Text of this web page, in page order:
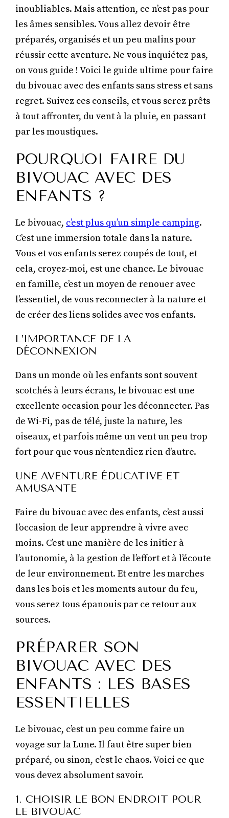
inoubliables. Mais attention, ce n’est pas pour
les âmes sensibles. Vous allez devoir être
préparés, organisés et un peu malins pour
réussir cette aventure. Ne vous inquiétez pas,
on vous guide ! Voici le guide ultime pour faire
du bivouac avec des enfants sans stress et sans
regret. Suivez ces conseils, et vous serez prêts
à tout affronter, du vent à la pluie, en passant
par les moustiques.
POURQUOI FAIRE DU
BIVOUAC AVEC DES
ENFANTS ?
Le bivouac, c’est plus qu’un simple camping.
C’est une immersion totale dans la nature.
Vous et vos enfants serez coupés de tout, et
cela, croyez-moi, est une chance. Le bivouac
en famille, c’est un moyen de renouer avec
l’essentiel, de vous reconnecter à la nature et
de créer des liens solides avec vos enfants.
L’IMPORTANCE DE LA
DÉCONNEXION
Dans un monde où les enfants sont souvent
scotchés à leurs écrans, le bivouac est une
excellente occasion pour les déconnecter. Pas
de Wi-Fi, pas de télé, juste la nature, les
oiseaux, et parfois même un vent un peu trop
fort pour que vous n’entendiez rien d’autre.
UNE AVENTURE ÉDUCATIVE ET
AMUSANTE
Faire du bivouac avec des enfants, c’est aussi
l’occasion de leur apprendre à vivre avec
moins. C’est une manière de les initier à
l’autonomie, à la gestion de l’effort et à l’écoute
de leur environnement. Et entre les marches
dans les bois et les moments autour du feu,
vous serez tous épanouis par ce retour aux
sources.
PRÉPARER SON
BIVOUAC AVEC DES
ENFANTS : LES BASES
ESSENTIELLES
Le bivouac, c’est un peu comme faire un
voyage sur la Lune. Il faut être super bien
préparé, ou sinon, c’est le chaos. Voici ce que
vous devez absolument savoir.
1. CHOISIR LE BON ENDROIT POUR
LE BIVOUAC